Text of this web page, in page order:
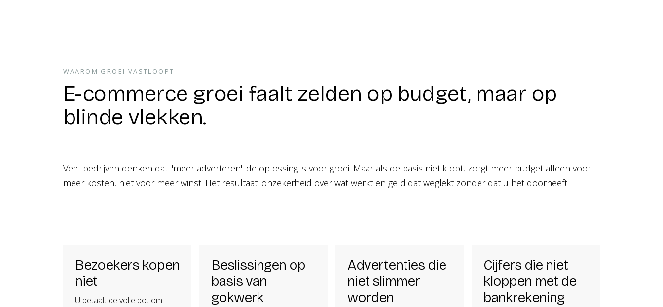
WAAROM GROEI VASTLOOPT
E-commerce groei faalt zelden op budget, maar op
blinde vlekken.
Veel bedrijven denken dat "meer adverteren" de oplossing is voor groei. Maar als de basis niet klopt, zorgt meer budget alleen voor
meer kosten, niet voor meer winst. Het resultaat: onzekerheid over wat werkt en geld dat weglekt zonder dat u het doorheeft.
Bezoekers kopen
niet
U betaalt de volle pot om
Beslissingen op
basis van
gokwerk
Advertenties die
niet slimmer
worden
Cijfers die niet
kloppen met de
bankrekening